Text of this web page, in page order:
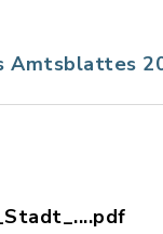
Amtsblattes